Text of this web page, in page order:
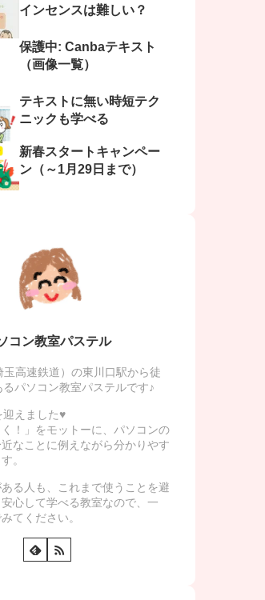
インセンスは難しい？
保護中: Canbaテキスト
（画像一覧）
テキストに無い時短テク
ニックも学べる
新春スタートキャンペー
ン（～1月29日まで）
コン教室パステル
玉高速鉄道）の東川口駅から徒
パソコン教室パステルです♪
えました♥
く！」をモットーに、パソコンの
なことに例えながら分かりやす
。
る人も、これまで使うことを避
心して学べる教室なので、一
てください。